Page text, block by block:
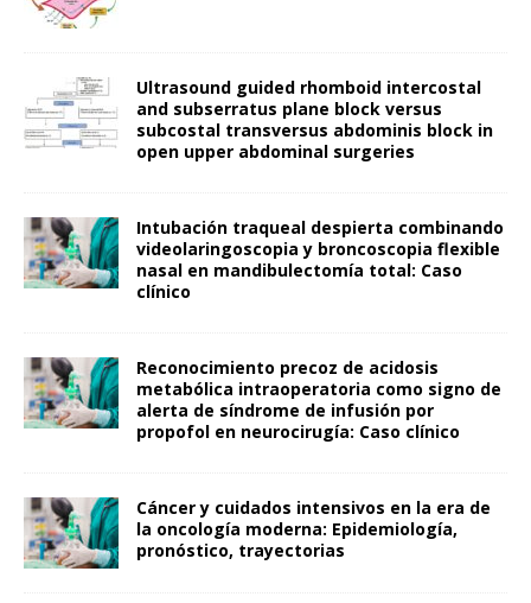
Ultrasound guided rhomboid intercostal
and subserratus plane block versus
subcostal transversus abdominis block in
open upper abdominal surgeries
Intubación traqueal despierta combinando
videolaringoscopia y broncoscopia flexible
nasal en mandibulectomía total: Caso
clínico
Reconocimiento precoz de acidosis
metabólica intraoperatoria como signo de
alerta de síndrome de infusión por
propofol en neurocirugía: Caso clínico
Cáncer y cuidados intensivos en la era de
la oncología moderna: Epidemiología,
pronóstico, trayectorias